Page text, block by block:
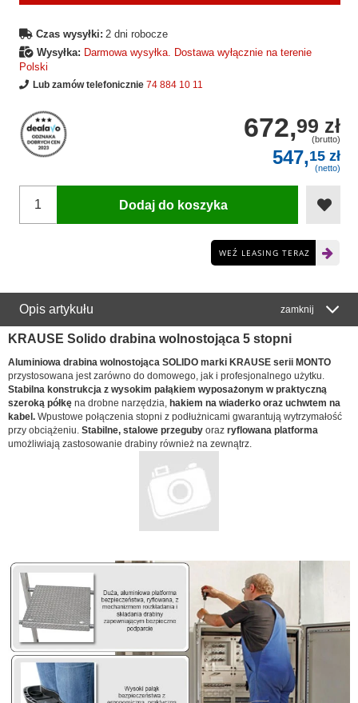
Czas wysyłki: 2 dni robocze
Wysyłka: Darmowa wysyłka. Dostawa wyłącznie na terenie
Polski
Lub zamów telefonicznie 74 884 10 11
672,99 zł
(brutto)
547,15 zł
(netto)
Dodaj do koszyka
WEŹ LEASING TERAZ
Opis artykułu zamknij
KRAUSE Solido drabina wolnostojąca 5 stopni
Aluminiowa drabina wolnostojąca SOLIDO marki KRAUSE serii MONTO
przystosowana jest zarówno do domowego, jak i profesjonalnego użytku.
Stabilna konstrukcja z wysokim pałąkiem wyposażonym wpraktyczną
szeroką półkę na drobne narzędzia, hakiem na wiaderko oraz uchwtem na
kabel. Wpustowe połączenia stopni z podłużnicami gwarantują wytrzymałość
przy obciążeniu. Stabilne, stalowe przeguby oraz ryflowana platforma
umożliwiają zastosowanie drabiny również na zewnątrz.